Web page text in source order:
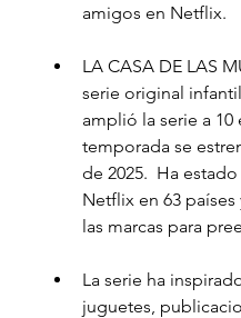
amigos en Netflix.
LA CASA DE LAS
serie original
amplió la serie a
temporada se
de 2025.  Ha
Netflix en 63
las marcas para
La serie ha
juguetes,